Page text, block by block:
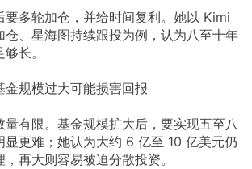
要多轮加仓，并给时间复利。她以 Kimi
仓、星海图持续跟投为例，认为八至十年
长。
金规模过大可能损害回报
量有限。基金规模扩大后，要实现五至八
显更难；她认为大约 6 亿至 10 亿美元仍
再大则容易被迫分散投资。